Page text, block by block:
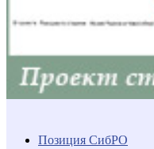
Позиция СибРО